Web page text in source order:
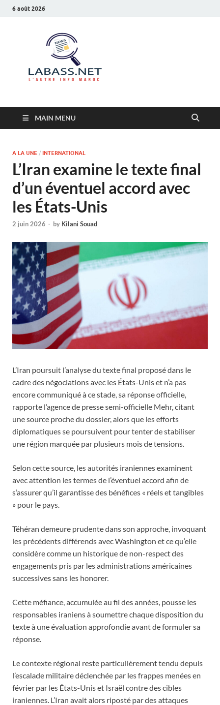
6 août 2026
MAIN MENU
A LA UNE / INTERNATIONAL
L’Iran examine le texte final
d’un éventuel accord avec
les États-Unis
2 juin 2026 - by Kilani Souad
L’Iran poursuit l’analyse du texte final proposé dans le
cadre des négociations avec les États-Unis et n’a pas
encore communiqué à ce stade, sa réponse officielle,
rapporte l’agence de presse semi-officielle Mehr, citant
une source proche du dossier, alors que les efforts
diplomatiques se poursuivent pour tenter de stabiliser
une région marquée par plusieurs mois de tensions.
Selon cette source, les autorités iraniennes examinent
avec attention les termes de l’éventuel accord afin de
s’assurer qu’il garantisse des bénéfices « réels et tangibles
» pour le pays.
Téhéran demeure prudente dans son approche, invoquant
les précédents différends avec Washington et ce qu’elle
considère comme un historique de non-respect des
engagements pris par les administrations américaines
successives sans les honorer.
Cette méfiance, accumulée au fil des années, pousse les
responsables iraniens à soumettre chaque disposition du
texte à une évaluation approfondie avant de formuler sa
réponse.
Le contexte régional reste particulièrement tendu depuis
l’escalade militaire déclenchée par les frappes menées en
février par les États-Unis et Israël contre des cibles
iraniennes. L’Iran avait alors riposté par des attaques